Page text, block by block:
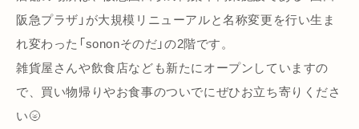
阪急プラザ」が大規模リニューアルと名称変更を行い生ま
れ変わった「sononそのだ」の2階です。
雑貨屋さんや飲食店なども新たにオープンしていますの
で、買い物帰りやお食事のついでにぜひお立ち寄りくださ
い🌝